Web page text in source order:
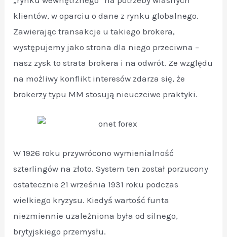
klientów, w oparciu o dane z rynku globalnego.
Zawierając transakcje u takiego brokera,
występujemy jako strona dla niego przeciwna –
nasz zysk to strata brokera i na odwrót. Ze względu
na możliwy konflikt interesów zdarza się, że
brokerzy typu MM stosują nieuczciwe praktyki.
W 1926 roku przywrócono wymienialność
szterlingów na złoto. System ten został porzucony
ostatecznie 21 września 1931 roku podczas
wielkiego kryzysu. Kiedyś wartość funta
niezmiennie uzależniona była od silnego,
brytyjskiego przemysłu.